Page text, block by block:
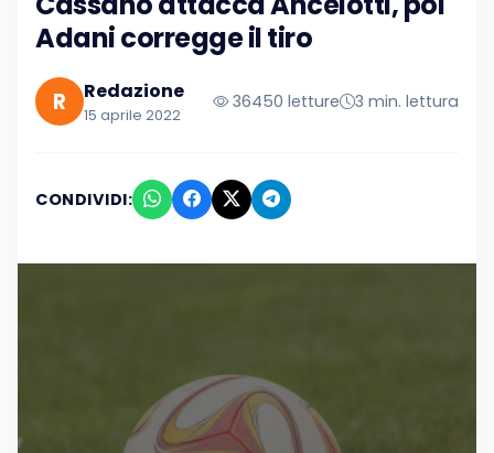
Adani corregge il tiro
R Redazione
15 aprile 2022
36450 letture 3 min. lettura
CONDIVIDI: